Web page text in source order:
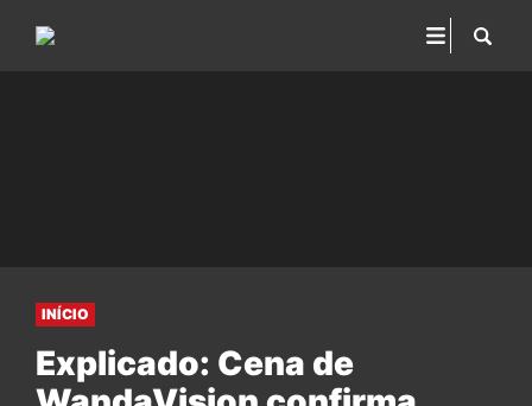
INÍCIO
Explicado: Cena de